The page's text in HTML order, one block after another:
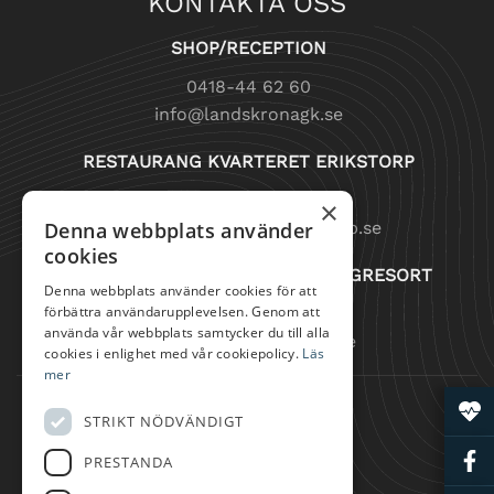
SHOP/RECEPTION
0418-44 62 60
info@landskronagk.se
RESTAURANG KVARTERET ERIKSTORP
bokning@kvartereterikstorp.se
BOENDE BORSTAHUSEN CAMPINGRESORT
0418-108 37
bokning@borstahusen.se
×
Denna webbplats använder
cookies
Denna webbplats använder cookies för att
förbättra användarupplevelsen. Genom att
använda vår webbplats samtycker du till alla
cookies i enlighet med vår cookiepolicy. Läs
mer
STRIKT NÖDVÄNDIGT
PRESTANDA